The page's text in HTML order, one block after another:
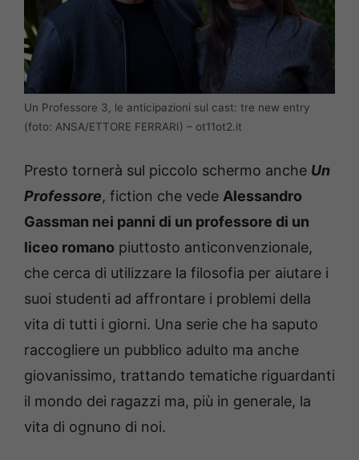
Un Professore 3, le anticipazioni sul cast: tre new entry
(foto: ANSA/ETTORE FERRARI) – ot11ot2.it
Presto tornerà sul piccolo schermo anche Un
Professore, fiction che vede Alessandro
Gassman nei panni di un professore di un
liceo romano piuttosto anticonvenzionale,
che cerca di utilizzare la filosofia per aiutare i
suoi studenti ad affrontare i problemi della
vita di tutti i giorni. Una serie che ha saputo
raccogliere un pubblico adulto ma anche
giovanissimo, trattando tematiche riguardanti
il mondo dei ragazzi ma, più in generale, la
vita di ognuno di noi.